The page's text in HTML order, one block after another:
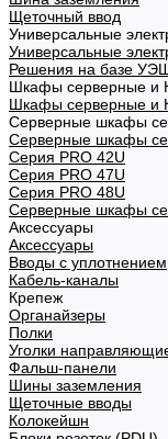
Щеточный ввод
Универсальные
Универсальные
Решения на базе
Шкафы серверные и
Шкафы серверные и
Серверные шкафы
Серверные шкафы
Серия PRO 42U
Серия PRO 47U
Серия PRO 48U
Серверные шкафы
Аксессуары
Аксессуары
Вводы с уплотнением
Кабель-каналы
Крепеж
Органайзеры
Полки
Уголки
Фальш-панели
Шины заземления
Щеточные вводы
Колокейшн